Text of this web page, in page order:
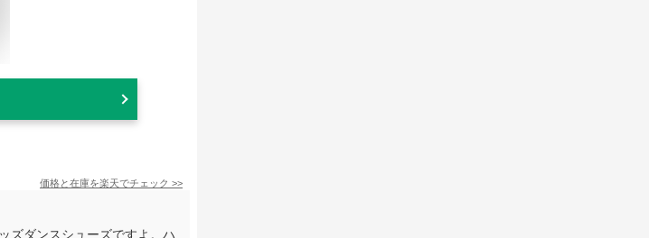
価格と在庫を楽天でチェック >>
ズダンスシューズですよ。ハ